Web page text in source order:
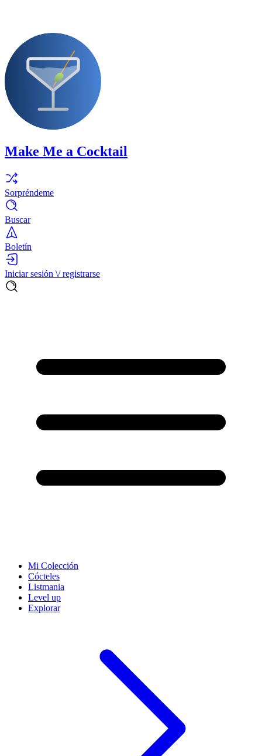
Make Me a Cocktail
Sorpréndeme
Buscar
Boletín
Iniciar sesión \/ registrarse
Mi Colección
Cócteles
Listmania
Level up
Explorar